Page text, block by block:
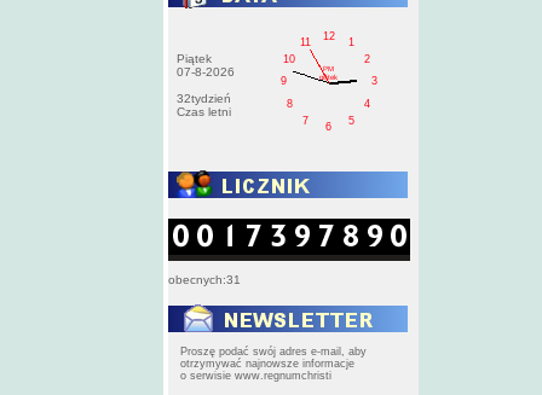
Piątek
07-8-2026
32tydzień
Czas letni
1
2
3
4
5
6
7
8
9
10
11
12
PM
pištek
obecnych:31
Proszę podać swój adres e-mail, aby
otrzymywać najnowsze informacje
o serwisie www.regnumchristi